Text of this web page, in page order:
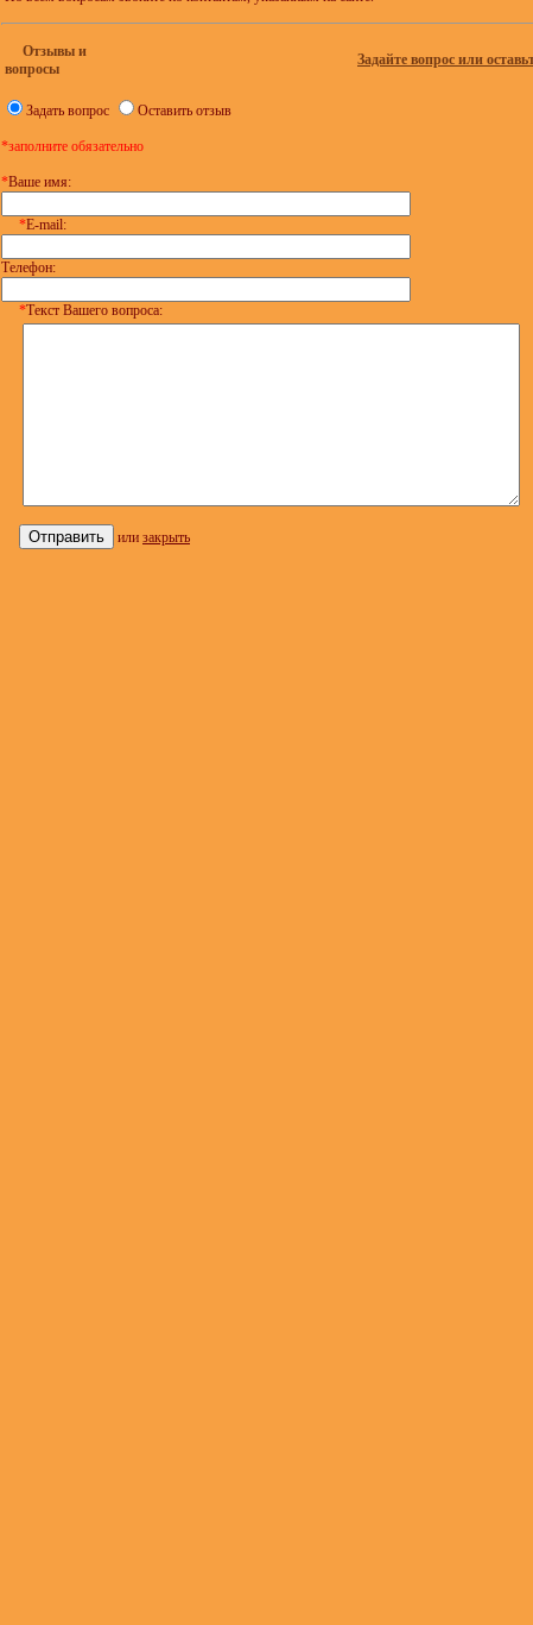
Отзывы и
вопросы
Задайте вопрос или
Задать вопрос Оставить отзыв
*заполните обязательно
*Ваше имя:
*E-mail:
Телефон:
*Текст Вашего вопроса:
или закрыть